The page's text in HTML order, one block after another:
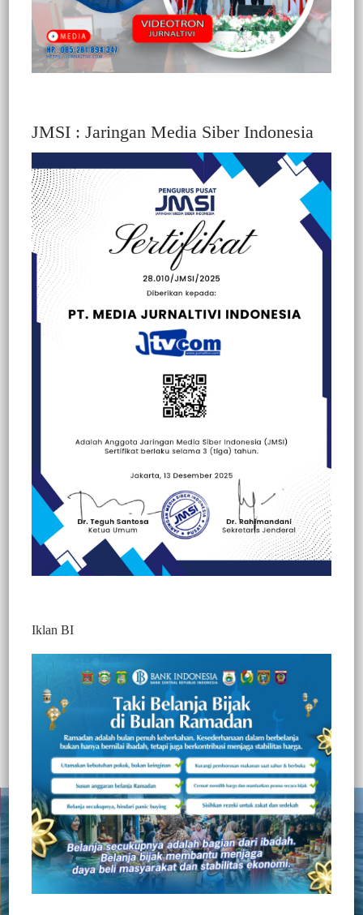
10 Hari Pencarian, 3 Abk Kapal KLM Asia
Mulia Yang DIkabarkankan Hilang di
Perairan Bantaeng Di Hentikan, Kepala
Basarnas : Nihil, Korban Tidak Ditemukan
Noer Jurnaltivi
2 Min Baca
Minggu, 29 Juni 2025
590
JMSI : Jaringan Media Siber Indonesia
Iklan BI